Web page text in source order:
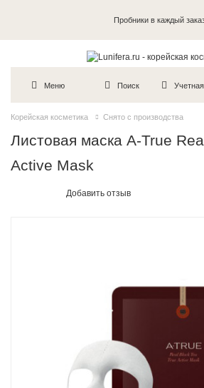
Пробники в каждый
Меню Поиск
Корейская косметика Снято с производства
Листовая маска A-True
Active Mask
Добавить отзыв